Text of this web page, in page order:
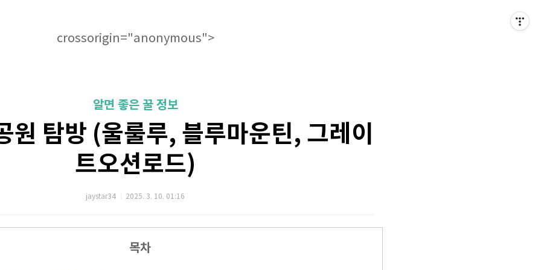
crossorigin="anonymous">
알면 좋은 꿀 정보
원 탐방 (울룰루, 블루마운틴, 그레이
트오션로드)
jaystar34 2025. 3. 10. 01:16
목차